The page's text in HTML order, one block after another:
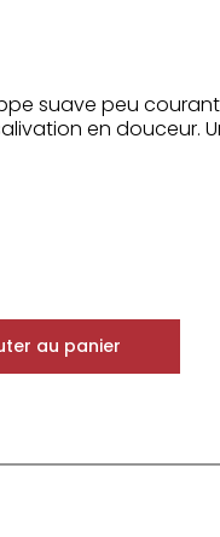
suave peu
en douceur.
au panier